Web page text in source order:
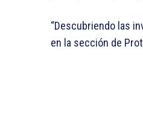
“Descubriendo las
en la sección de